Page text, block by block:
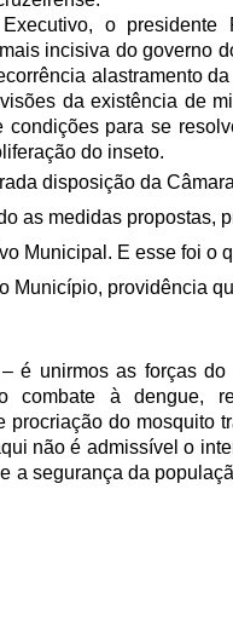
o presidente
incisiva do governo
alastramento
da existência de
condições para se
do inseto.
disposição da
as medidas propostas,
Municipal. E esse foi o
Município, providência
é unirmos as forças
combate à dengue,
do mosquito
não é admissível o
a segurança da